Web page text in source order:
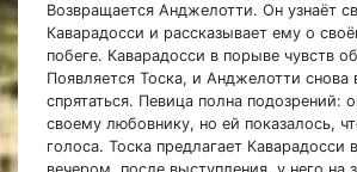
Возвращается Анджелотти. Он узнаёт
Каварадосси и рассказывает ему о
побеге. Каварадосси в порыве чувств
Появляется Тоска, и Анджелотти снова
спрятаться. Певица полна подозрений:
своему любовнику, но ей показалось,
голоса. Тоска предлагает Каварадосси